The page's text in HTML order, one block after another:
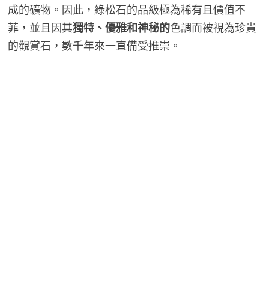
成的礦物。因此，綠松石的品級極為稀有且價值不
菲，並且因其獨特、優雅和神秘的色調而被視為珍貴
的觀賞石，數千年來一直備受推崇。